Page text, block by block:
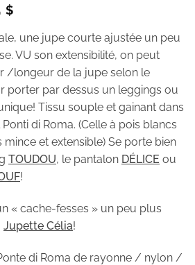
$.
$Le
prix
actuel
est :
25,00 $.
une jupe courte ajustée un peu
VU son extensibilité, on peut
/longeur de la jupe selon le
porter par dessus un leggings ou
Tissu souple et gainant dans
di Roma. (Celle à pois blancs
mince et extensible) Se porte bien
TOUDOU, le pantalon DÉLICE ou
!
« cache-fesses » un peu plus
Jupette Célia!
di Roma de rayonne / nylon /